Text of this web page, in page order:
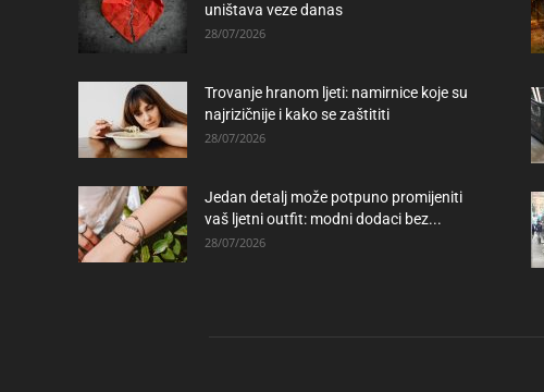
uništava veze danas
28/07/2026
Trovanje hranom ljeti: namirnice koje su
najrizičnije i kako se zaštititi
28/07/2026
Jedan detalj može potpuno promijeniti
vaš ljetni outfit: modni dodaci bez...
28/07/2026